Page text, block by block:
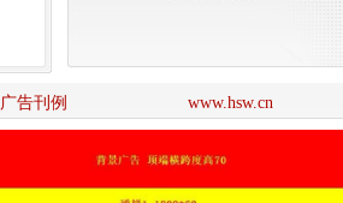
广告刊例 www.hsw.cn